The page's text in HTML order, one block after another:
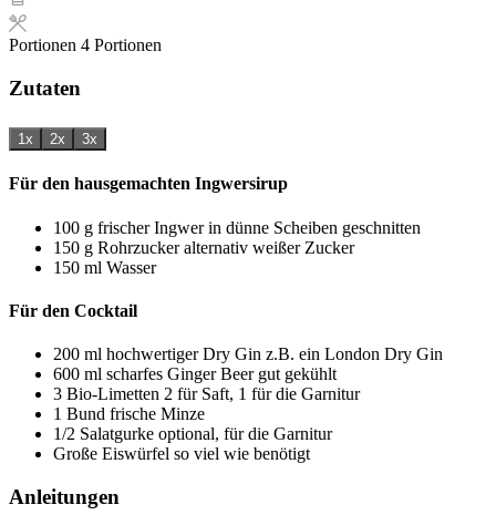
Portionen 4 Portionen
Zutaten
1x 2x 3x
Für den hausgemachten Ingwersirup
100 g frischer Ingwer in dünne Scheiben geschnitten
150 g Rohrzucker alternativ weißer Zucker
150 ml Wasser
Für den Cocktail
200 ml hochwertiger Dry Gin z.B. ein London Dry Gin
600 ml scharfes Ginger Beer gut gekühlt
3 Bio-Limetten 2 für Saft, 1 für die Garnitur
1 Bund frische Minze
1/2 Salatgurke optional, für die Garnitur
Große Eiswürfel so viel wie benötigt
Anleitungen